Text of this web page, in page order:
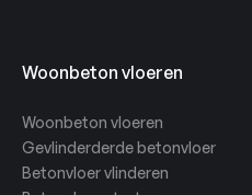
Woonbeton vloeren
Woonbeton vloeren
Gevlinderderde betonvloer
Betonvloer vlinderen